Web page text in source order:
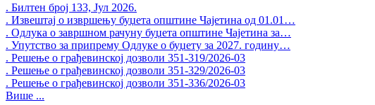
. Билтен број 133, Јул 2026.
. Извештај о извршењу буџета општине Чајетина од 01.01…
. Одлука о завршном рачуну буџета општине Чајетина за…
. Упутство за припрему Одлуке о буџету за 2027. годину…
. Решење о грађевинској дозволи 351-319/2026-03
. Решење о грађевинској дозволи 351-329/2026-03
. Решење о грађевинској дозволи 351-336/2026-03
Више ...